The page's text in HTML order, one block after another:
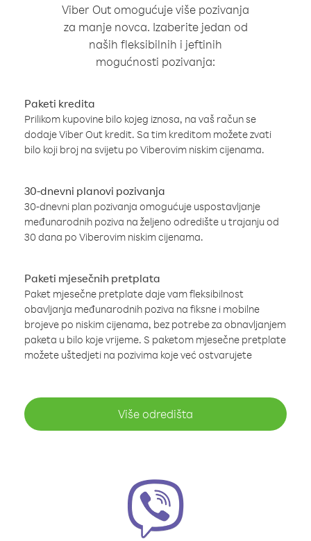
Viber Out omogućuje više pozivanja
za manje novca. Izaberite jedan od
naših fleksibilnih i jeftinih
mogućnosti pozivanja:
Paketi kredita
Prilikom kupovine bilo kojeg iznosa, na vaš račun se
dodaje Viber Out kredit. Sa tim kreditom možete zvati
bilo koji broj na svijetu po Viberovim niskim cijenama.
30-dnevni planovi pozivanja
30-dnevni plan pozivanja omogućuje uspostavljanje
međunarodnih poziva na željeno odredište u trajanju od
30 dana po Viberovim niskim cijenama.
Paketi mjesečnih pretplata
Paket mjesečne pretplate daje vam fleksibilnost
obavljanja međunarodnih poziva na fiksne i mobilne
brojeve po niskim cijenama, bez potrebe za obnavljanjem
paketa u bilo koje vrijeme. S paketom mjesečne pretplate
možete uštedjeti na pozivima koje već ostvarujete
Više odredišta